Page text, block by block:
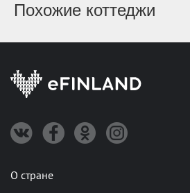
Похожие коттеджи
О стране